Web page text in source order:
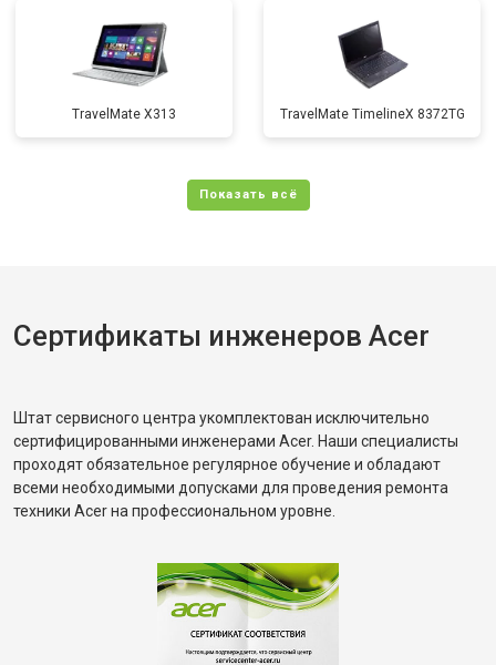
TravelMate X313 TravelMate TimelineX 8372TG
Сертификаты инженеров Acer
Штат сервисного центра укомплектован исключительно
сертифицированными инженерами Acer. Наши специалисты
проходят обязательное регулярное обучение и обладают
всеми необходимыми допусками для проведения ремонта
техники Acer на профессиональном уровне.